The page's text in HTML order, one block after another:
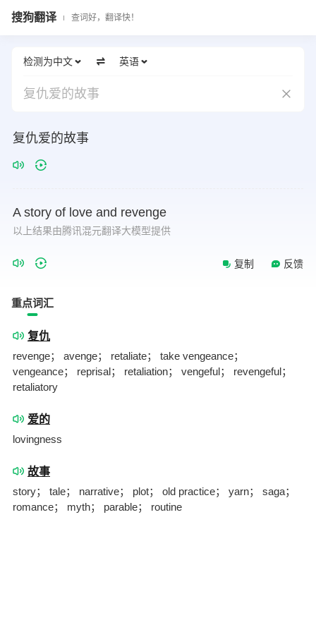
搜狗翻译 查词好，翻译快！
检测为中文 英语
复仇爱的故事
复仇爱的故事
A story of love and revenge
以上结果由腾讯混元翻译大模型提供
复制 反馈
重点词汇
复仇
revenge； avenge； retaliate； take vengeance；
vengeance； reprisal； retaliation； vengeful； revengeful；
retaliatory
爱的
lovingness
故事
story； tale； narrative； plot； old practice； yarn； saga；
romance； myth； parable； routine